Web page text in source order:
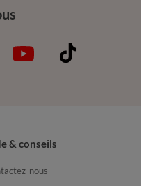
& conseils
nous